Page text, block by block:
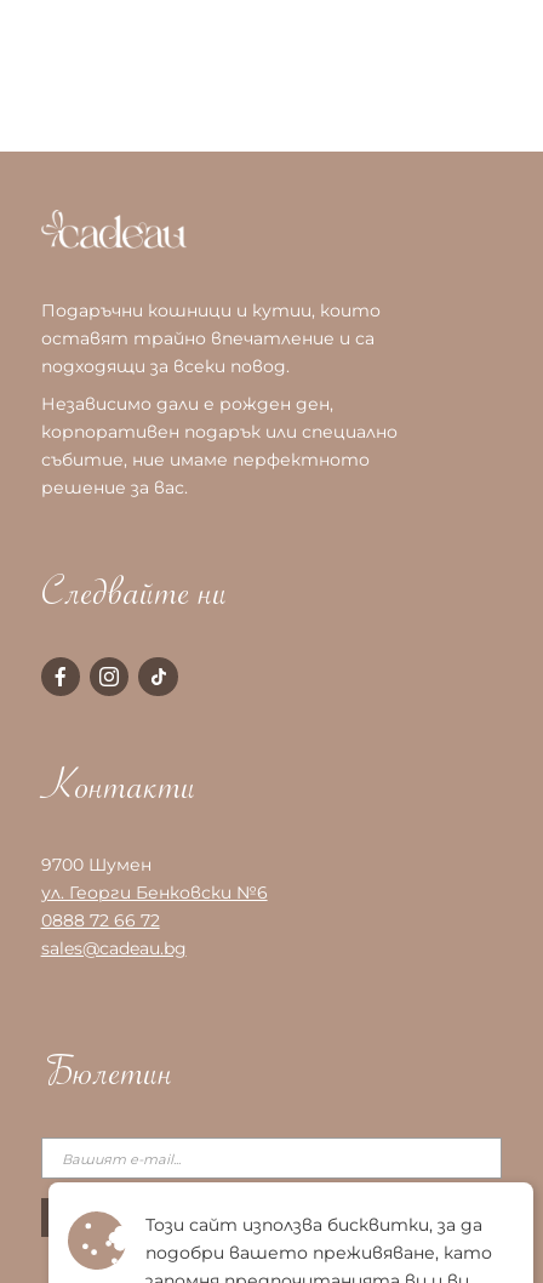
Подаръчни кошници и кутии, които
оставят трайно впечатление и са
подходящи за всеки повод.
Независимо дали е рожден ден,
корпоративен подарък или специално
събитие, ние имаме перфектното
решение за вас.
Следвайте ни
Контакти
9700 Шумен
ул. Георги Бенковски №6
0888 72 66 72
sales@cadeau.bg
Бюлетин
Този сайт използва бисквитки, за да
подобри вашето преживяване, като